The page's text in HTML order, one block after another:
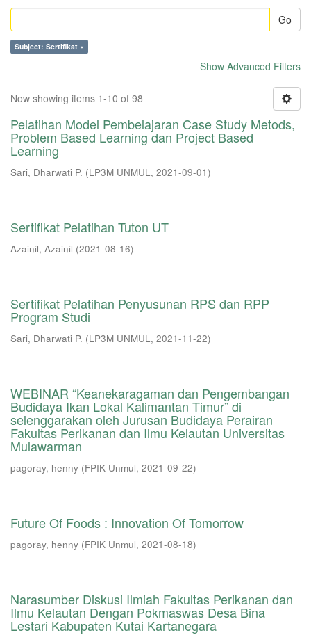
Go
Subject: Sertifikat ×
Show Advanced Filters
Now showing items 1-10 of 98
Pelatihan Model Pembelajaran Case Study Metods,
Problem Based Learning dan Project Based
Learning
Sari, Dharwati P. (LP3M UNMUL, 2021-09-01)
Sertifikat Pelatihan Tuton UT
Azainil, Azainil (2021-08-16)
Sertifikat Pelatihan Penyusunan RPS dan RPP
Program Studi
Sari, Dharwati P. (LP3M UNMUL, 2021-11-22)
WEBINAR “Keanekaragaman dan Pengembangan
Budidaya Ikan Lokal Kalimantan Timur” di
selenggarakan oleh Jurusan Budidaya Perairan
Fakultas Perikanan dan Ilmu Kelautan Universitas
Mulawarman
pagoray, henny (FPIK Unmul, 2021-09-22)
Future Of Foods : Innovation Of Tomorrow
pagoray, henny (FPIK Unmul, 2021-08-18)
Narasumber Diskusi Ilmiah Fakultas Perikanan dan
Ilmu Kelautan Dengan Pokmaswas Desa Bina
Lestari Kabupaten Kutai Kartanegara